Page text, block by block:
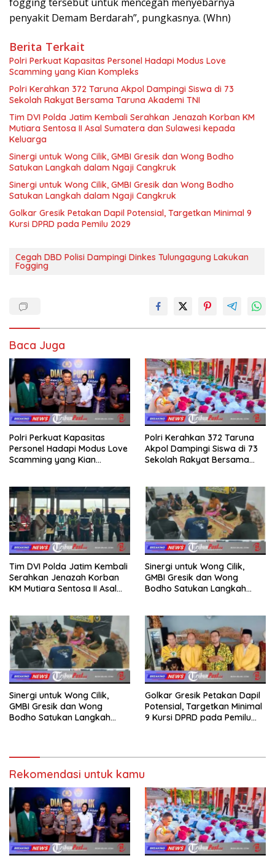
penyakit Demam Berdarah”, pungkasnya. (Whn)
Berita Terkait
Polri Perkuat Kapasitas Personel Hadapi Modus Love
Scamming yang Kian Kompleks
Polri Kerahkan 372 Taruna Akpol Dampingi Siswa di 73
Sekolah Rakyat Bersama Taruna Akademi TNI
Tim DVI Polda Jatim Kembali Serahkan Jenazah Korban KM
Mutiara Sentosa II Asal Sumatera dan Sulawesi kepada
Keluarga
Sinergi untuk Wong Cilik, GMBI Gresik dan Wong Bodho
Satukan Langkah dalam Ngaji Cangkruk
Sinergi untuk Wong Cilik, GMBI Gresik dan Wong Bodho
Satukan Langkah dalam Ngaji Cangkruk
Golkar Gresik Petakan Dapil Potensial, Targetkan Minimal 9
Kursi DPRD pada Pemilu 2029
Cegah DBD Polisi Dampingi Dinkes Tulungagung Lakukan
Fogging
Baca Juga
Polri Perkuat Kapasitas
Personel Hadapi Modus Love
Scamming yang Kian
Polri Kerahkan 372 Taruna
Akpol Dampingi Siswa di 73
Sekolah Rakyat Bersama
Tim DVI Polda Jatim Kembali
Serahkan Jenazah Korban
KM Mutiara Sentosa II Asal
Sinergi untuk Wong Cilik,
GMBI Gresik dan Wong
Bodho Satukan Langkah
Sinergi untuk Wong Cilik,
GMBI Gresik dan Wong
Bodho Satukan Langkah
Golkar Gresik Petakan Dapil
Potensial, Targetkan Minimal
9 Kursi DPRD pada Pemilu
Rekomendasi untuk kamu